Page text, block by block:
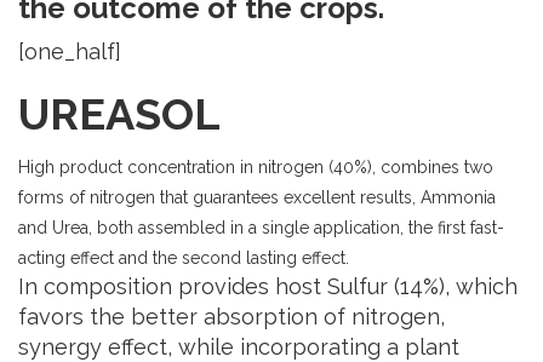
the outcome of the crops.
[one_half]
UREASOL
High product concentration in nitrogen (40%), combines two
forms of nitrogen that guarantees excellent results, Ammonia
and Urea, both assembled in a single application, the first fast-
acting effect and the second lasting effect.
In composition provides host Sulfur (14%), which
favors the better absorption of nitrogen,
synergy effect, while incorporating a plant